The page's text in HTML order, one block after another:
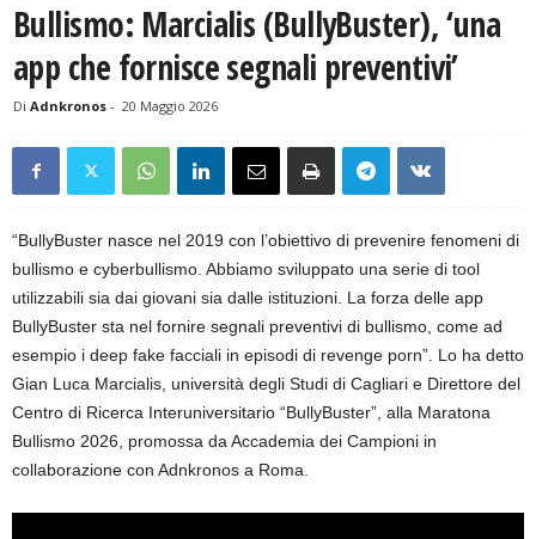
Bullismo: Marcialis (BullyBuster), ‘una
app che fornisce segnali preventivi’
Di Adnkronos - 20 Maggio 2026
“BullyBuster nasce nel 2019 con l’obiettivo di prevenire fenomeni di
bullismo e cyberbullismo. Abbiamo sviluppato una serie di tool
utilizzabili sia dai giovani sia dalle istituzioni. La forza delle app
BullyBuster sta nel fornire segnali preventivi di bullismo, come ad
esempio i deep fake facciali in episodi di revenge porn”. Lo ha detto
Gian Luca Marcialis, università degli Studi di Cagliari e Direttore del
Centro di Ricerca Interuniversitario “BullyBuster”, alla Maratona
Bullismo 2026, promossa da Accademia dei Campioni in
collaborazione con Adnkronos a Roma.